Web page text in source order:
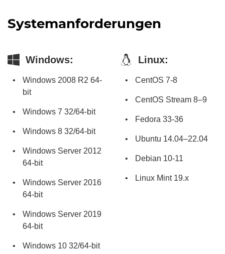
Systemanforderungen
Windows:
Windows 2008 R2 64-
bit
Windows 7 32/64-bit
Windows 8 32/64-bit
Windows Server 2012
64-bit
Windows Server 2016
64-bit
Windows Server 2019
64-bit
Windows 10 32/64-bit
Linux:
CentOS 7-8
CentOS Stream 8–9
Fedora 33-36
Ubuntu 14.04–22.04
Debian 10-11
Linux Mint 19.x